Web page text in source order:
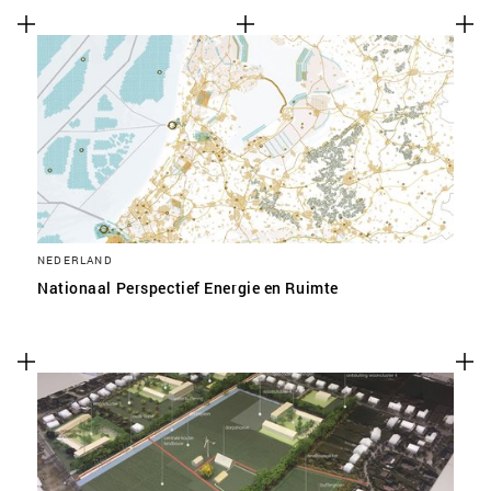
NEDERLAND
Nationaal Perspectief Energie en Ruimte